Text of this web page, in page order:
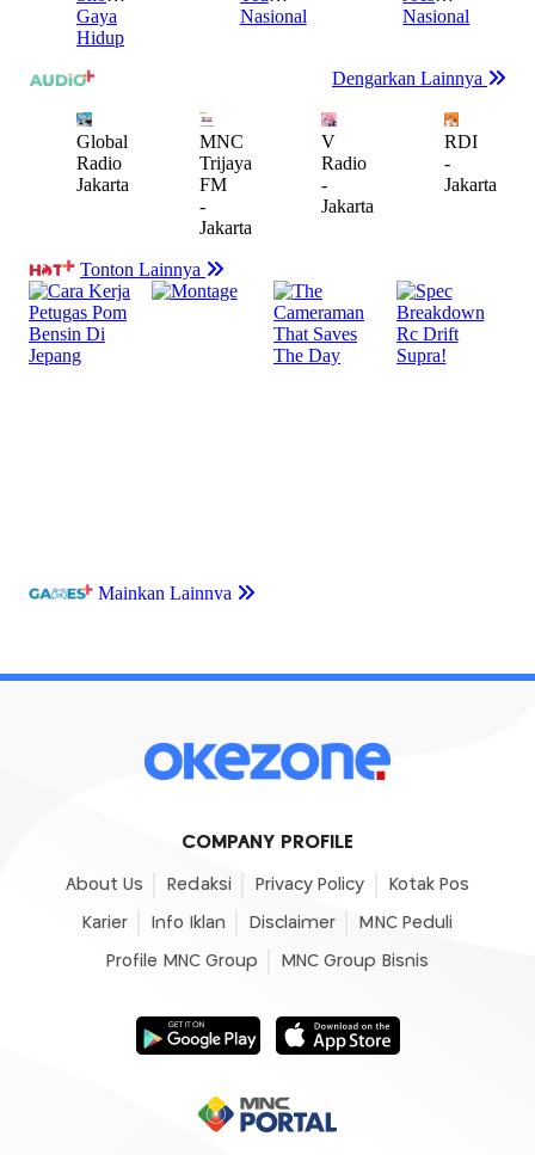
COMPANY PROFILE
About Us Redaksi Privacy Policy Kotak Pos
Karier Info Iklan Disclaimer MNC Peduli
Profile MNC Group MNC Group Bisnis